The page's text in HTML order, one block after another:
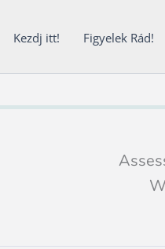
Kezdj itt! Figyelek Rád!